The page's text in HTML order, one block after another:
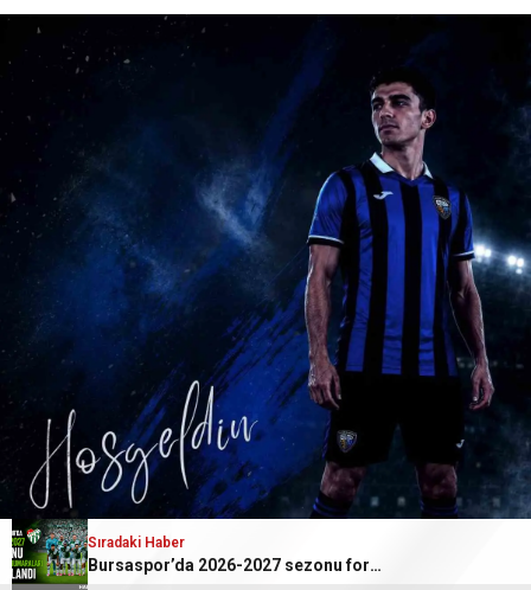
Sıradaki Haber
Bursaspor’da 2026-2027 sezonu forma numaraları